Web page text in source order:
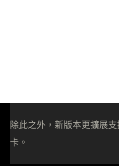
除此之外，新版本更擴展
卡。